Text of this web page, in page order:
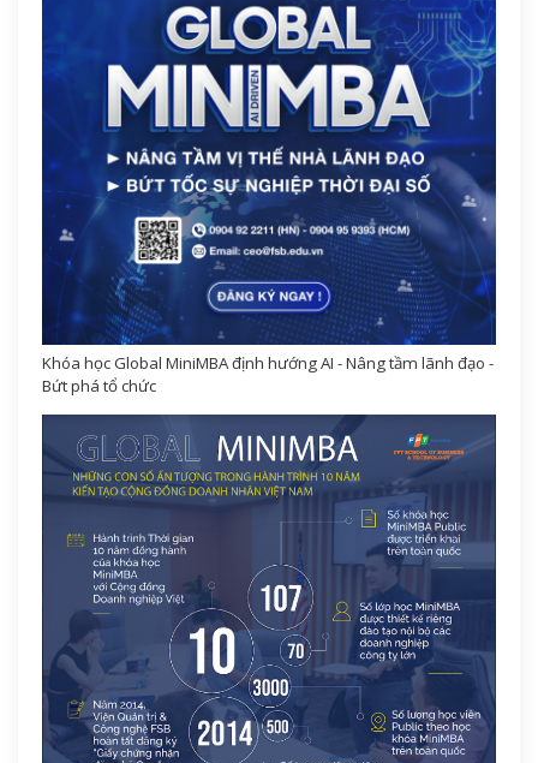
Khóa học Global MiniMBA định hướng AI - Nâng tầm lãnh đạo -
Bứt phá tổ chức